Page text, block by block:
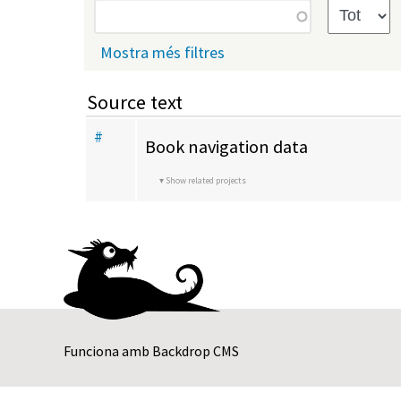
Mostra més filtres
Source text
# Book navigation data
Show related projects
Funciona amb Backdrop CMS